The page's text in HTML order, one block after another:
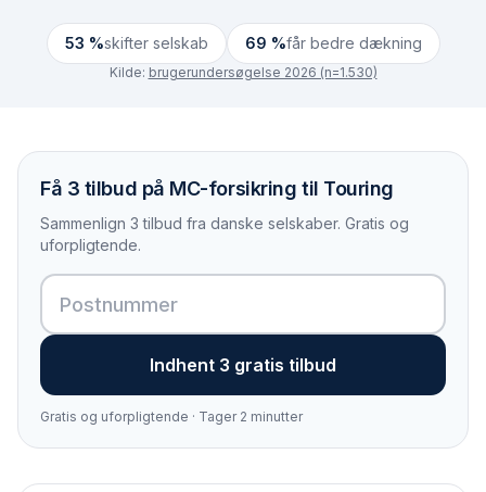
53 %skifter selskab 69 %får bedre dækning
Kilde: brugerundersøgelse 2026 (n=1.530)
Få 3 tilbud på MC-forsikring til Touring
Sammenlign 3 tilbud fra danske selskaber. Gratis og
uforpligtende.
Indhent 3 gratis tilbud
Gratis og uforpligtende · Tager 2 minutter